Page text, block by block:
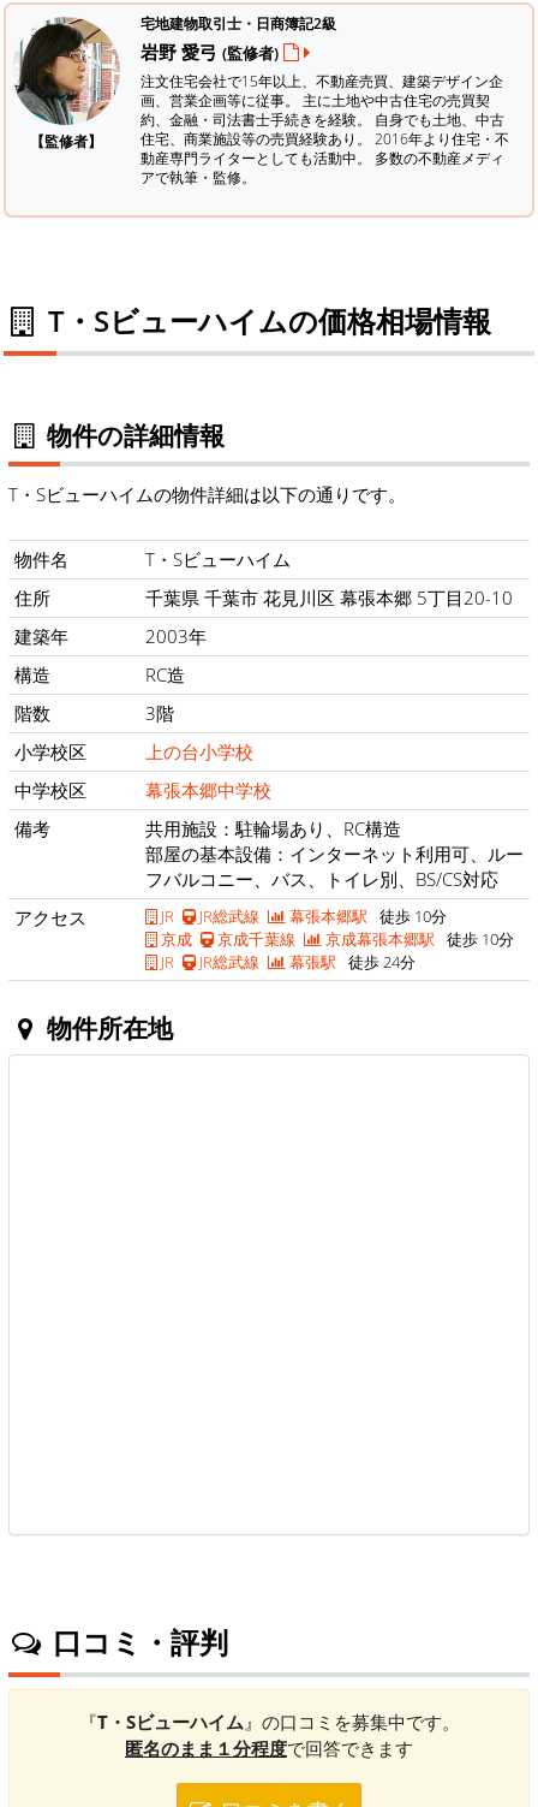
【監修者】
宅地建物取引士・日商簿記2級
岩野 愛弓 (監修者)
注文住宅会社で15年以上、不動産売買、建築デザイン企
画、営業企画等に従事。 主に土地や中古住宅の売買契
約、金融・司法書士手続きを経験。 自身でも土地、中古
住宅、商業施設等の売買経験あり。 2016年より住宅・不
動産専門ライターとしても活動中。 多数の不動産メディ
アで執筆・監修。
T・Sビューハイムの価格相場情報
物件の詳細情報
T・Sビューハイムの物件詳細は以下の通りです。
物件名
T・Sビューハイム
住所
千葉県 千葉市 花見川区 幕張本郷 5丁目20-10
建築年
2003年
構造
RC造
階数
3階
小学校区
上の台小学校
中学校区
幕張本郷中学校
備考
共用施設：駐輪場あり、RC構造
部屋の基本設備：インターネット利用可、ルー
フバルコニー、バス、トイレ別、BS/CS対応
アクセス
JR JR総武線 幕張本郷駅 徒歩 10分
京成
京成千葉線 京成幕張本郷駅 徒歩 10分
JR
JR総武線 幕張駅 徒歩 24分
物件所在地
口コミ・評判
『T・Sビューハイム 』の口コミを募集中です。
匿名のまま１分程度で回答できます